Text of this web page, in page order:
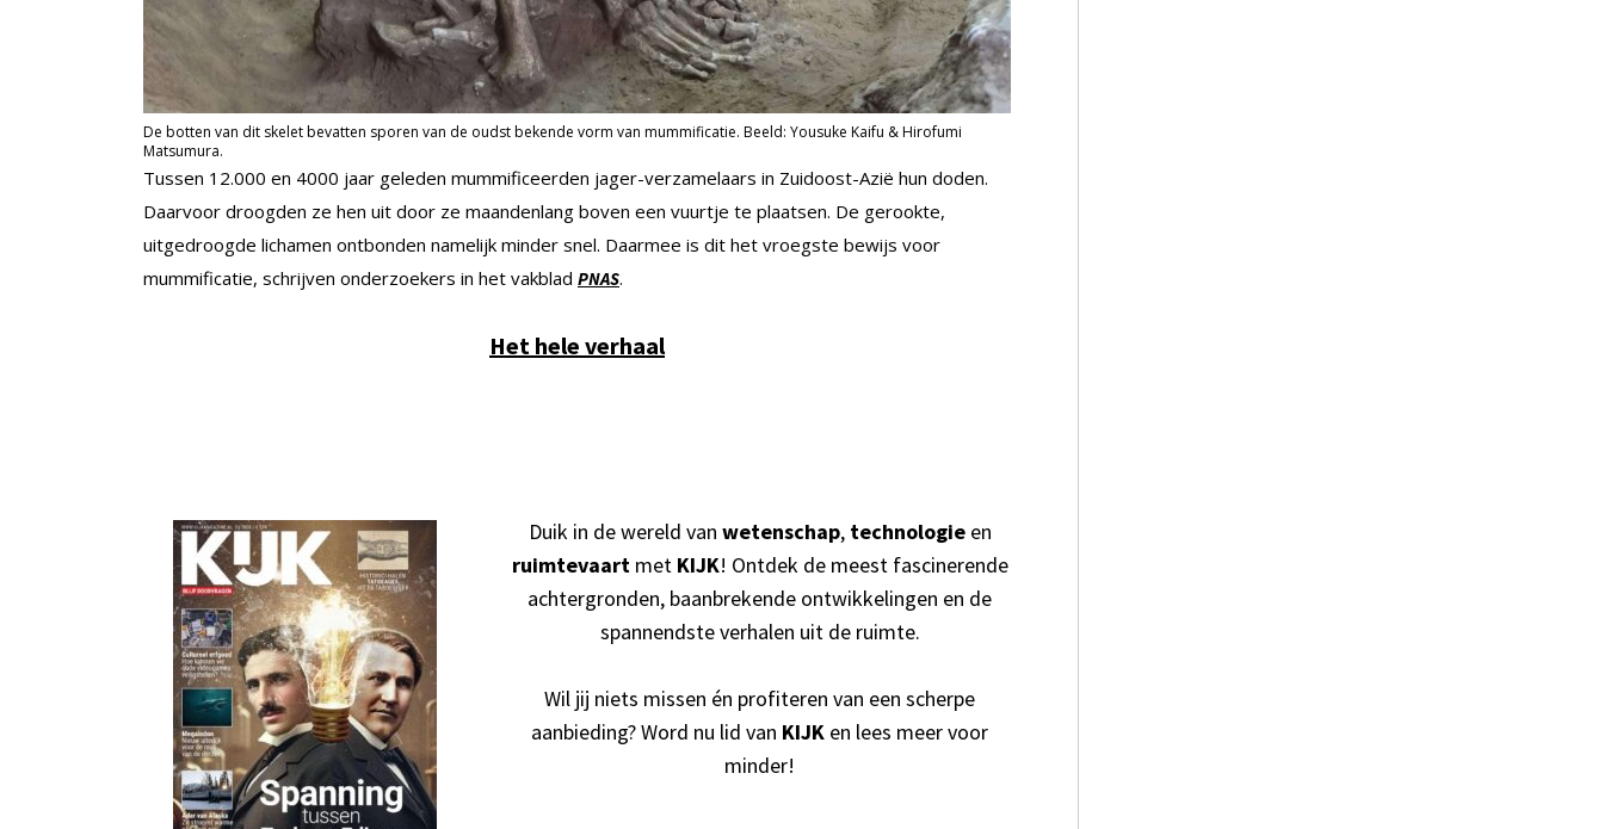
De botten van dit skelet bevatten sporen van de oudst bekende vorm van mummificatie. Beeld: Yousuke Kaifu & Hirofumi
Matsumura.
Tussen 12.000 en 4000 jaar geleden mummificeerden jager-verzamelaars in Zuidoost-Azië hun doden.
Daarvoor droogden ze hen uit door ze maandenlang boven een vuurtje te plaatsen. De gerookte,
uitgedroogde lichamen ontbonden namelijk minder snel. Daarmee is dit het vroegste bewijs voor
mummificatie, schrijven onderzoekers in het vakblad PNAS.
Het hele verhaal
Duik in de wereld van wetenschap, technologieen
ruimtevaart met KIJK! Ontdek de meest fascinerende
achtergronden, baanbrekende ontwikkelingen en de
spannendste verhalen uit de ruimte.
Wil jij niets missen én profiteren van een scherpe
aanbieding? Word nu lid van KIJK en lees meer voor
minder!